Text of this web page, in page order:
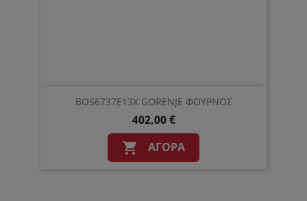
BOS6737E13X GORENJE ΦΟΥΡΝΟΣ
402,00 €
 ΑΓΟΡΆ